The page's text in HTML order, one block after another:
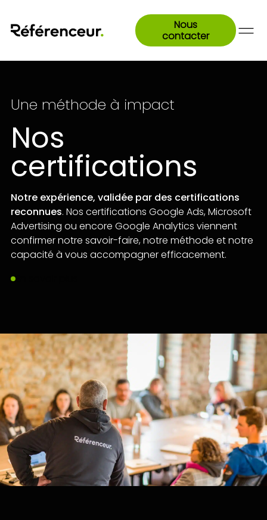
Nous
contacter
Une méthode à impact
Nos
certifications
Notre expérience, validée par des certifications
reconnues. Nos certifications Google Ads, Microsoft
Advertising ou encore Google Analytics viennent
confirmer notre savoir-faire, notre méthode et notre
capacité à vous accompagner efficacement.